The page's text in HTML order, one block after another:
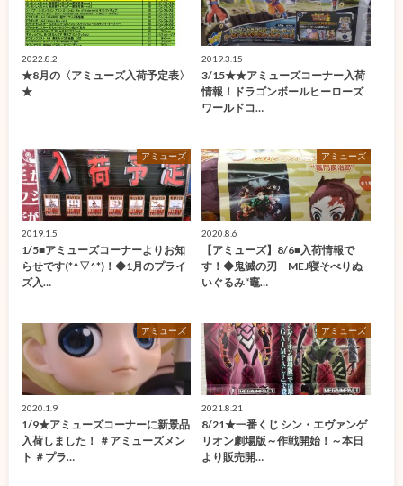
2022.8.2
★8月の〈アミューズ入荷予定表〉
★
2019.3.15
3/15★★アミューズコーナー入荷
情報！ドラゴンボールヒーローズ
ワールドコ…
アミューズ
2019.1.5
1/5■アミューズコーナーよりお知
らせです(*^▽^*)！◆1月のプライ
ズ入…
アミューズ
2020.8.6
【アミューズ】8/6■入荷情報で
す！◆鬼滅の刃 MEJ寝そべりぬ
いぐるみ“竈…
アミューズ
2020.1.9
1/9★アミューズコーナーに新景品
入荷しました！ ＃アミューズメン
ト ＃プラ…
アミューズ
2021.8.21
8/21★一番くじ シン・エヴァンゲ
リオン劇場版～作戦開始！～本日
より販売開…